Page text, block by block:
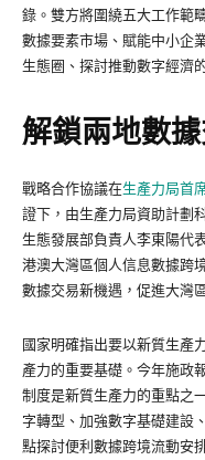
錄。雙方將圍繞五大工作範
數據要素市場、賦能中小企
生態圈、探討推動數字經濟
解鎖兩地數
戰略合作協議在生產力局首
證下，由生產力局資助計劃
生態發展部負責人李東陽代
港澳大灣區個人信息數據跨
數據交易新機遇，促進大灣
國家明確指出要以新質生產
產力的重要基礎。今年施政
制度是新質生產力的重點之
字轉型、加強數字基礎建設
點探討便利數據跨境流動安